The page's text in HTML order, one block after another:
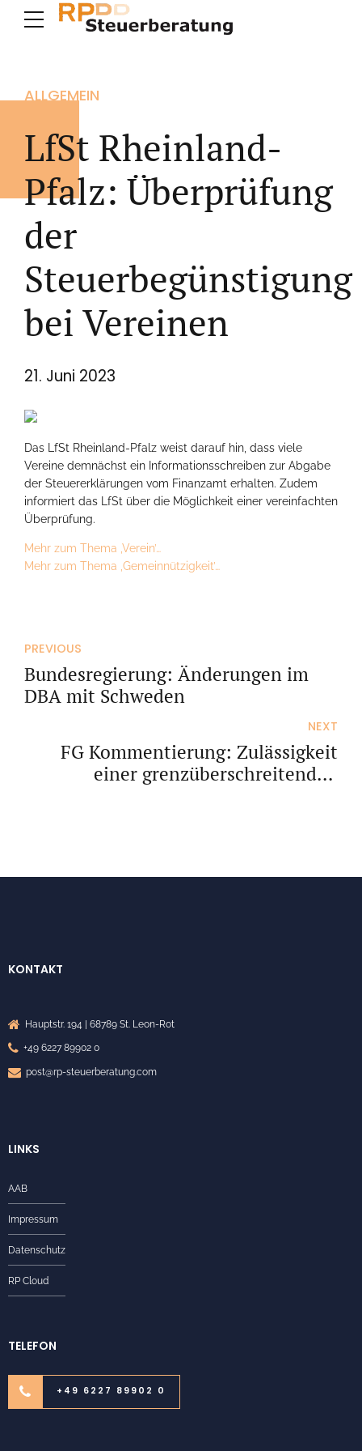
ALLGEMEIN
LfSt Rheinland-
Pfalz: Überprüfung
der
Steuerbegünstigung
bei Vereinen
21. Juni 2023
Das LfSt Rheinland-Pfalz weist darauf hin, dass viele
Vereine demnächst ein Informationsschreiben zur Abgabe
der Steuererklärungen vom Finanzamt erhalten. Zudem
informiert das LfSt über die Möglichkeit einer vereinfachten
Überprüfung.
Mehr zum Thema ‚Verein’…
Mehr zum Thema ‚Gemeinnützigkeit’…
PREVIOUS
Bundesregierung: Änderungen im
DBA mit Schweden
NEXT
FG Kommentierung: Zulässigkeit
einer grenzüberschreitenden
KONTAKT
Hauptstr. 194 | 68789 St. Leon-Rot
+49 6227 89902 0
post@rp-steuerberatung.com
LINKS
AAB
Impressum
Datenschutz
RP Cloud
TELEFON
+49 6227 89902 0